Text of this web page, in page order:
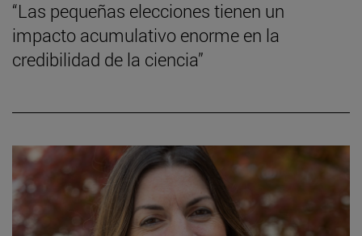
“Las pequeñas elecciones tienen un
impacto acumulativo enorme en la
credibilidad de la ciencia”